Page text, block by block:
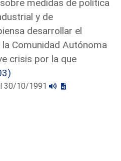
medidas de política
y de
desarrollar el
Comunidad Autónoma
crisis por la que
30/10/1991